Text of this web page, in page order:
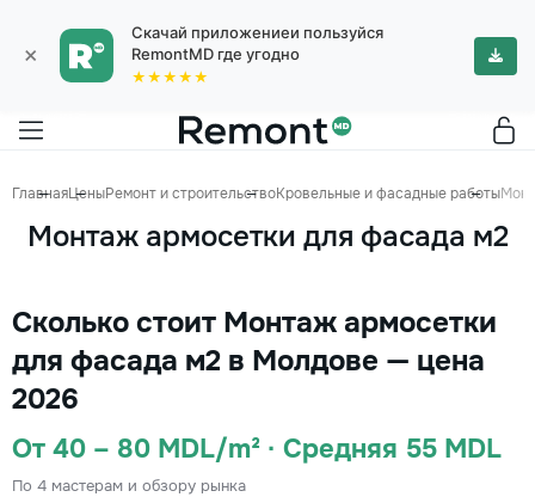
×
Скачай приложениеи пользуйся
RemontMD где угодно
★★★★★
ГлавнаяЦеныРемонт и строительствоКровельные и фасадные работы
Монтаж армосетки для фасада м2
Сколько стоит Монтаж армосетки
для фасада м2 в Молдове — цена
2026
От 40 – 80 MDL/m² · Средняя 55 MDL
По 4 мастерам и обзору рынка